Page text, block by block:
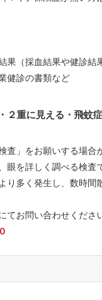
果（採血結果や健診結
健診の書類など
２重に見える・飛蚊
査」をお願いする場合
眼を詳しく調べる検査
り多く発生し、数時間
てお問い合わせくださ